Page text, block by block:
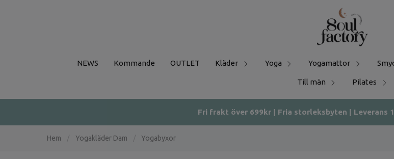
NEWS Kommande OUTLET Kläder Yoga Yogamattor
Till män Pilates
Fri frakt över 699kr | Fria storleksbyten | Leverans
Hem Yogakläder Dam Yogabyxor